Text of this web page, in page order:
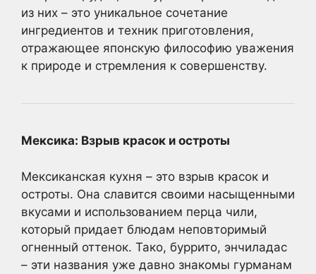
из них – это уникальное сочетание
ингредиентов и техник приготовления,
отражающее японскую философию уважения
к природе и стремления к совершенству.
Мексика: Взрыв красок и остроты
Мексиканская кухня – это взрыв красок и
остроты. Она славится своими насыщенными
вкусами и использованием перца чили,
который придает блюдам неповторимый
огненный оттенок. Тако, буррито, энчиладас
– эти названия уже давно знакомы гурманам